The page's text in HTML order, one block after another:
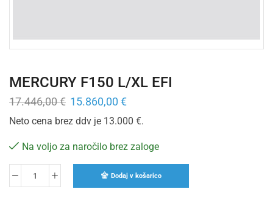
MERCURY F150 L/XL EFI
17.446,00€ 15.860,00 €
Neto cena brez ddv je 13.000 €.
Na voljo za naročilo brez zaloge
Dodaj v košarico